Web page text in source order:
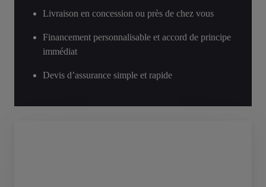
Livraison en concession ou près de chez vous
Financement personnalisable et accord de principe
immédiat
Devis d’assurance simple et rapide